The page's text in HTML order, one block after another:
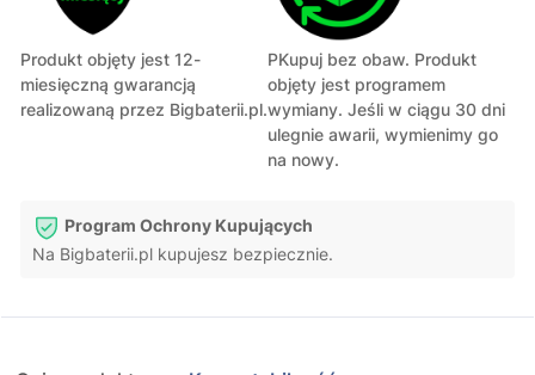
Produkt objęty jest 12-
miesięczną gwarancją
realizowaną przez Bigbaterii.pl.
PKupuj bez obaw. Produkt
objęty jest programem
wymiany. Jeśli w ciągu 30 dni
ulegnie awarii, wymienimy go
na nowy.
Program Ochrony Kupujących
Na Bigbaterii.pl kupujesz bezpiecznie.